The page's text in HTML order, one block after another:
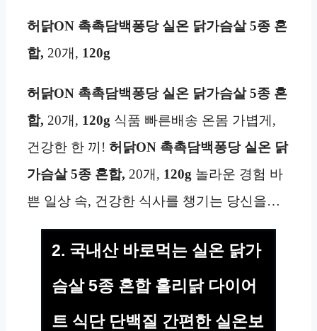
허닭ON 촉촉담백퐁당 실온 닭가슴살 5종 혼
합, 20개, 120g
허닭ON 촉촉담백퐁당 실온 닭가슴살 5종 혼
합, 20개, 120g 식품 빠른배송 온몸 가볍게,
건강한 한 끼! 허닭ON 촉촉담백퐁당 실온 닭
가슴살 5종 혼합, 20개, 120g 놀라운 경험 바
쁜 일상 속, 건강한 식사를 챙기는 당신을…
2. 국내산 바로먹는 실온 닭가
슴살 5종 혼합 홀리닭 다이어
트 식단 단백질 간편한 실온보